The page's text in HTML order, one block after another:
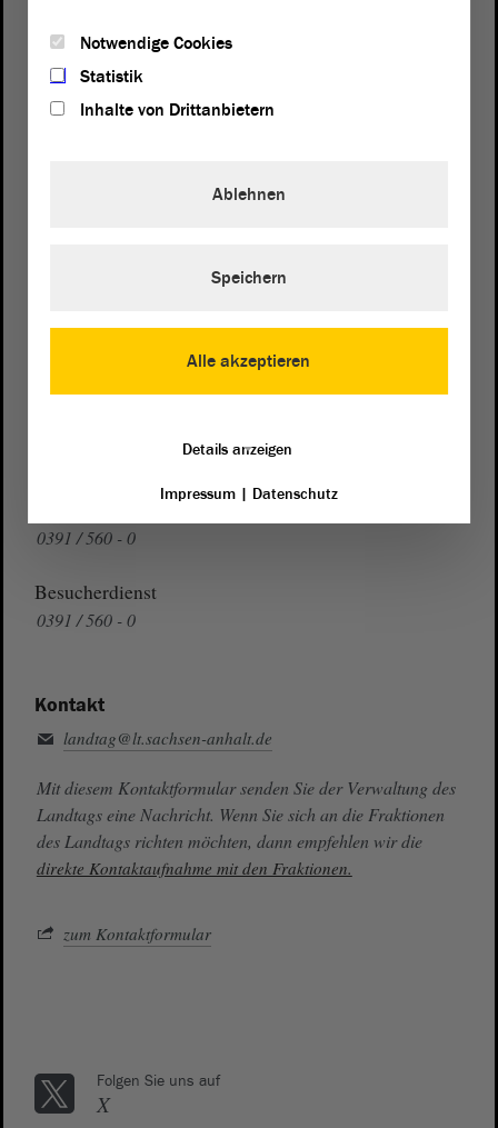
von Sachsen-Anhalt
Auf Google Maps
Telefon und Fax
0391 / 560 - 1123
Presse- und Öffentlichkeitsarbeit
0391 / 560 - 0
Besucherdienst
0391 / 560 - 0
Kontakt
landtag@lt.sachsen-anhalt.de
Mit diesem Kontaktformular senden Sie der Verwaltung des
Landtags eine Nachricht. Wenn Sie sich an die Fraktionen
des Landtags richten möchten, dann empfehlen wir die
direkte Kontaktaufnahme mit den Fraktionen.
zum Kontaktformular
Folgen Sie uns auf
X
Notwendige Cookies
Statistik
Inhalte von Drittanbietern
Alle akzeptieren
Ablehnen
Speichern
Details anzeigen
Impressum| Datenschutz